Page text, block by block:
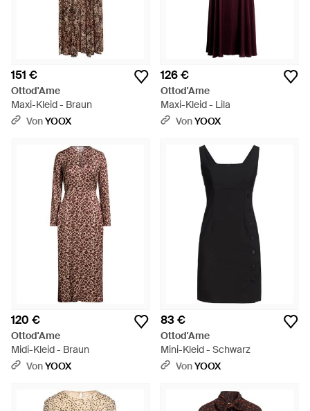
151 €
Ottod'Ame
Maxi-Kleid - Braun
VonYOOX
126 €
Ottod'Ame
Maxi-Kleid - Lila
VonYOOX
120 €
Ottod'Ame
Midi-Kleid - Braun
VonYOOX
83 €
Ottod'Ame
Mini-Kleid - Schwarz
VonYOOX